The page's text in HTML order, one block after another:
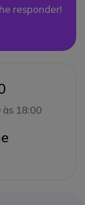
responder!
18:00